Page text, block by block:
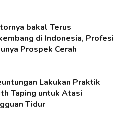
bakal Terus
di Indonesia, Profesi
Prospek Cerah
Lakukan Praktik
Taping untuk Atasi
Tidur